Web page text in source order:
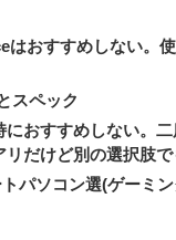
はおすすめしない。
スペック
おすすめしない。
だけど別の選択肢
パソコン選(ゲーミン